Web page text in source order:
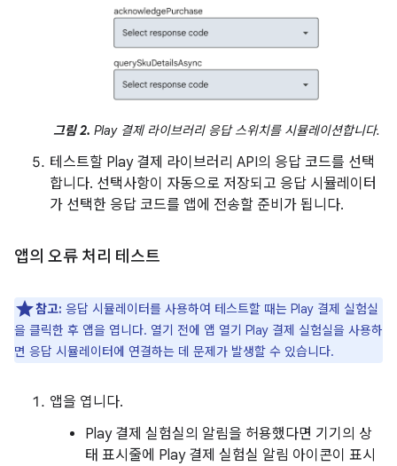
그림 2. Play 결제 라이브러리 응답 스위치를 시뮬레이션합니다.
테스트할 Play 결제 라이브러리 API의 응답 코드를 선택
합니다. 선택사항이 자동으로 저장되고 응답 시뮬레이터
가 선택한 응답 코드를 앱에 전송할 준비가 됩니다.
앱의 오류 처리 테스트
참고: 응답 시뮬레이터를 사용하여 테스트할 때는 Play 결제 실험실
을 클릭한 후 앱을 엽니다. 열기 전에 앱 열기 Play 결제 실험실을 사용하
면 응답 시뮬레이터에 연결하는 데 문제가 발생할 수 있습니다.
앱을 엽니다.
Play 결제 실험실의 알림을 허용했다면 기기의 상
태 표시줄에 Play 결제 실험실 알림 아이콘이 표시